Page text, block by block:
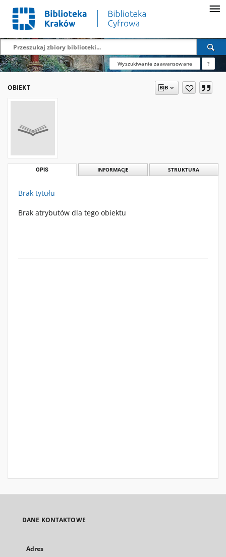
Wyszukiwanie zaawansowane ?
OBIEKT
OPIS INFORMACJE STRUKTURA
Brak tytułu
Brak atrybutów dla tego obiektu
DANE KONTAKTOWE
Adres